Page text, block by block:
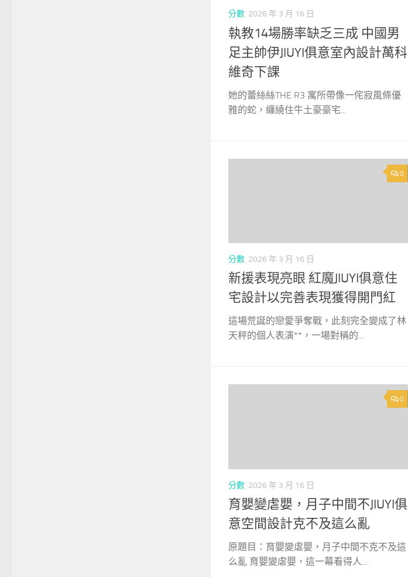
分數 2026 年 3 月 16 日
執教14場勝率缺乏三成 中國男
足主帥伊JIUYI俱意室內設計萬科
維奇下課
她的蕾絲絲THE R3 寓所帶像一侘寂風條優
雅的蛇，纏繞住牛土豪豪宅...
0
分數 2026 年 3 月 16 日
新援表現亮眼 紅魔JIUYI俱意住
宅設計以完善表現獲得開門紅
這場荒誕的戀愛爭奪戰，此刻完全變成了林
天秤的個人表演**，一場對稱的...
0
分數 2026 年 3 月 16 日
育嬰變虐嬰，月子中間不JIUYI俱
意空間設計克不及這么亂
原題目：育嬰變虐嬰，月子中間不克不及這
么亂 育嬰變虐嬰，這一幕看得人...